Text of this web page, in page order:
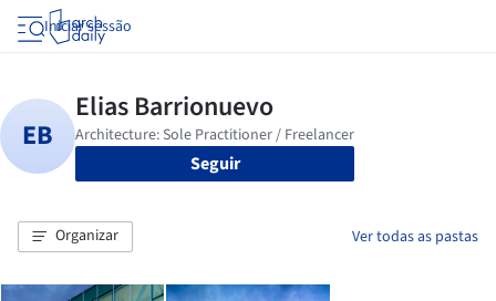
Iniciar sessão
Seguir
Organizar Ver todas as pastas